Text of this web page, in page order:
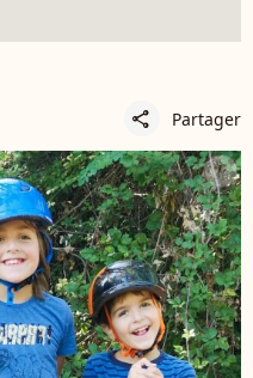
share Partager